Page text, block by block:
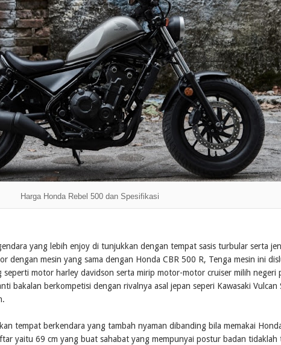
Harga Honda Rebel 500 dan Spesifikasi
yang lebih enjoy di tunjukkan dengan tempat sasis turbular serta
dengan mesin yang sama dengan Honda CBR 500 R, Tenga mesin ini
motor harley davidson serta mirip motor-motor cruiser milih negeri
bakalan berkompetisi dengan rivalnya asal jepan seperi Kawasaki Vulcan
tempat berkendara yang tambah nyaman dibanding bila memakai
yaitu 69 cm yang buat sahabat yang mempunyai postur badan